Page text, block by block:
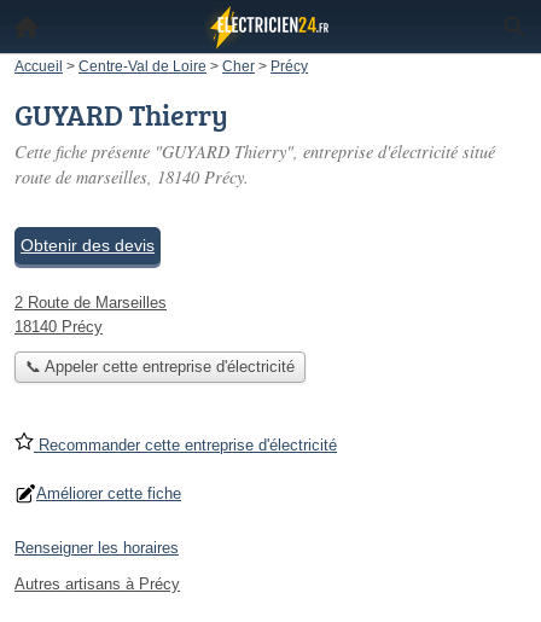
Accueil > Centre-Val de Loire > Cher > Précy
GUYARD Thierry
Cette fiche présente "GUYARD Thierry", entreprise d'électricité situé
route de marseilles, 18140 Précy.
Obtenir des devis
2 Route de Marseilles
18140 Précy
📞 Appeler cette entreprise d'électricité
Recommander cette entreprise d'électricité
Améliorer cette fiche
Renseigner les horaires
Autres artisans à Précy